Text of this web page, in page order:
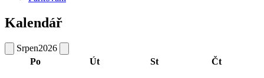
Kalendář
Srpen2026
Po
Út St Čt